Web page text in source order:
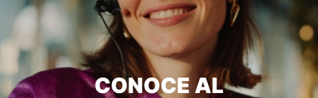
CONOCE AL